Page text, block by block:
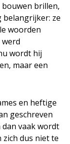
brillen,
belangrijker: ze
woorden
wordt hij
maar een
en heftige
geschreven
vaak wordt
zich dus niet te